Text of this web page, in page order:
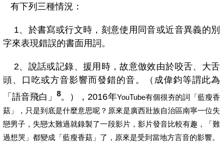
有下列三種情況：
1、於書寫或行文時，刻意使用同音或近音異義的別
字來表現錯誤的書面用詞。
2、說話或記錄、援用時，故意倣效由於咬舌、大舌
頭、口吃或方音影響而發錯的音。（成偉鈞等謂此為
「語音飛白」8。） ，2016年YouTube有個很夯的詞「藍瘦香
菇」，只是到底是什麼意思呢？原來是廣西壯族自治區南寧一位失
戀男子，失戀太難過就錄製了一段影片，影片發音比較有趣，「難
過想哭」都變成「藍瘦香菇」了 ， 原來是受到當地方言音的影響。